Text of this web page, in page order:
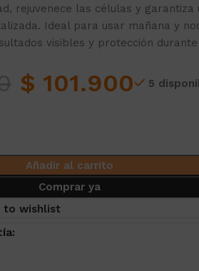
rejuvenece las células y garantiza
Ideal para usar mañana y
visibles y protección
$ 101.900
5
Añadir al carrito
Comprar ya
to wishlist